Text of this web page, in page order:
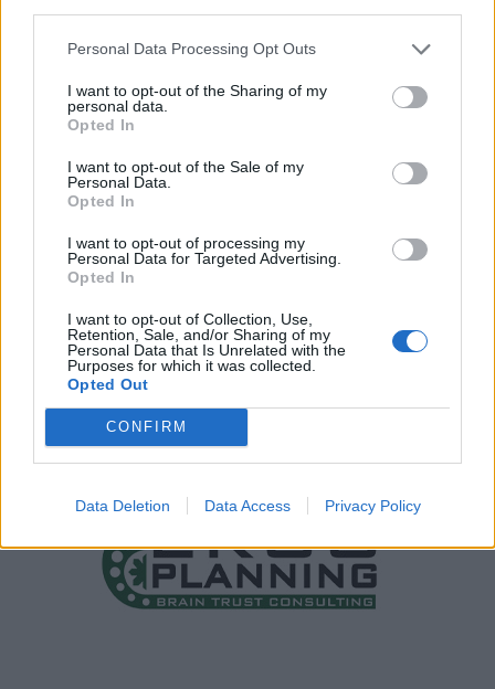
Personal Data Processing Opt Outs
I want to opt-out of the Sharing of my
personal data.
Opted In
I want to opt-out of the Sale of my
Personal Data.
Opted In
I want to opt-out of processing my
Personal Data for Targeted Advertising.
Opted In
I want to opt-out of Collection, Use,
Retention, Sale, and/or Sharing of my
Personal Data that Is Unrelated with the
Purposes for which it was collected.
Opted Out
CONFIRM
Data Deletion Data Access Privacy Policy